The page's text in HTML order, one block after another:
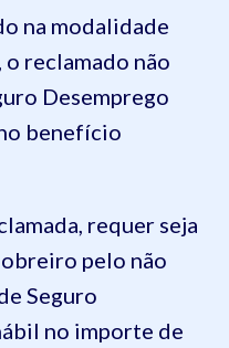
na modalidade
reclamado não
Desemprego
benefício
requer seja
pelo não
Seguro
no importe de